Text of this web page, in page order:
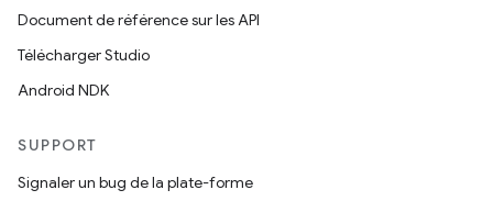
Document de référence sur les API
Télécharger Studio
Android NDK
SUPPORT
Signaler un bug de la plate-forme